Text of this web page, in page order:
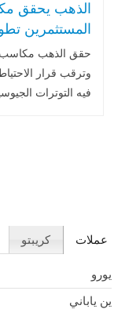
الذهب يحقق
المستثمرين
الفيدرالي
حقق الذهب مكاسب
وترقب قرار
فيه التوترات
عملات كريبتو
يورو
ين ياباني